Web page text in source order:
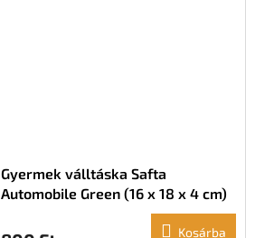
Gyermek válltáska Safta
Automobile Green (16 x 18 x 4 cm)
Kosárba